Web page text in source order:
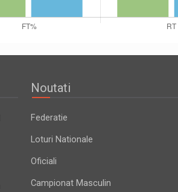
Noutati
Federatie
Loturi Nationale
Oficiali
Campionat Masculin